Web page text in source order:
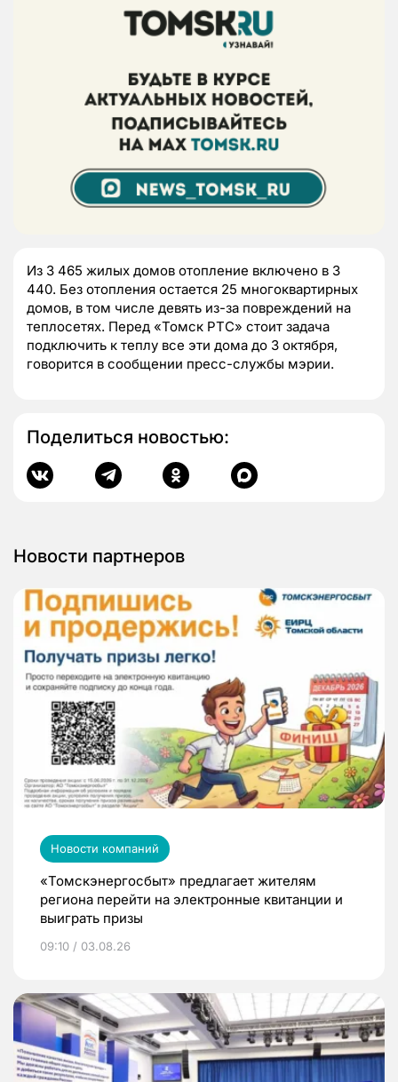
Из 3 465 жилых домов отопление включено в 3
440. Без отопления остается 25 многоквартирных
домов, в том числе девять из-за повреждений на
теплосетях. Перед «Томск РТС» стоит задача
подключить к теплу все эти дома до 3 октября,
говорится в сообщении пресс-службы мэрии.
Поделиться новостью:
Новости партнеров
Новости компаний
«Томскэнергосбыт» предлагает жителям
региона перейти на электронные квитанции и
выиграть призы
09:10 / 03.08.26